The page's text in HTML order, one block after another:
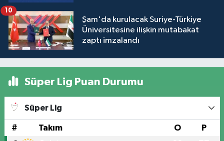
Şam'da kurulacak Suriye-Türkiye
Üniversitesine ilişkin mutabakat
zaptı imzalandı
10
Süper Lig Puan Durumu
Süper Lig
# Takım O P